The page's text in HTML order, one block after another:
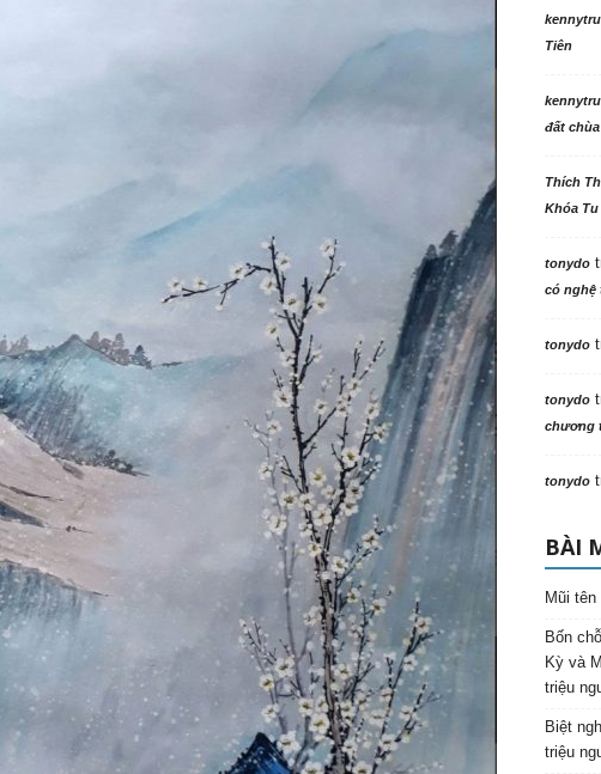
Tiên
đất
Thích
Khóa Tu
tonydo
có nghệ
tonydo
tonydo
chương
tonydo
BÀI
Mũi
Bốn
Kỳ và
triệu
Biệt
triệu